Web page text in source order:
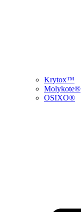
Krytox™
Molykote®
OSIXO®